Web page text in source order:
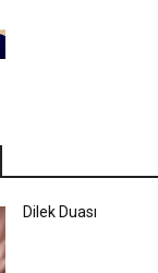
Dilek Duası